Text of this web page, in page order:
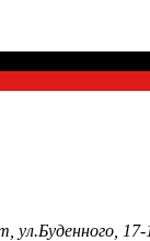
17-